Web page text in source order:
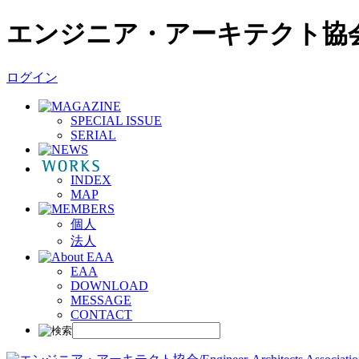
エンジニア・アーキテクト協
ログイン
SPECIAL ISSUE
SERIAL
INDEX
MAP
個人
法人
EAA
DOWNLOAD
MESSAGE
CONTACT